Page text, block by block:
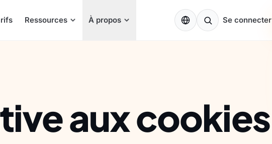
Ressources À propos FR Se connecter
aux cookies